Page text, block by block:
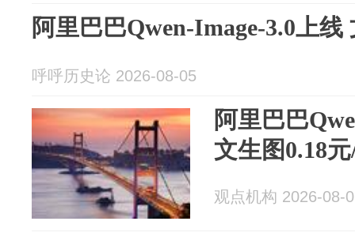
阿里巴巴Qwen-Image-3.0上线
呼呼历史论 2026-08-05
阿里巴巴
文生图0.18
观点机构 2026-08-